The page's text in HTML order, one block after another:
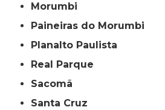
Morumbi
Paineiras do Morumbi
Planalto Paulista
Real Parque
Sacomã
Santa Cruz